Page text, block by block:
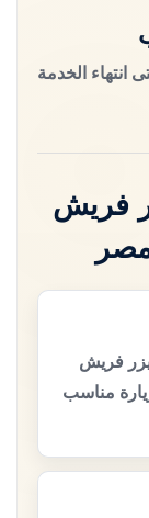
انتهاء الخدمة
فريش
فريش
مناسب